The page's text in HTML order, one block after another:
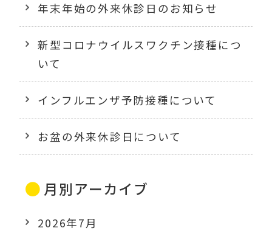
年末年始の外来休診日のお知らせ
新型コロナウイルスワクチン接種につ
いて
インフルエンザ予防接種について
お盆の外来休診日について
月別アーカイブ
2026年7月